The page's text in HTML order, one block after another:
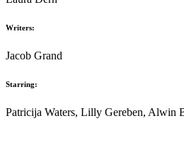
Writers:
Jacob Grand
Starring:
Patricija Waters, Lilly Gereben, Alwin